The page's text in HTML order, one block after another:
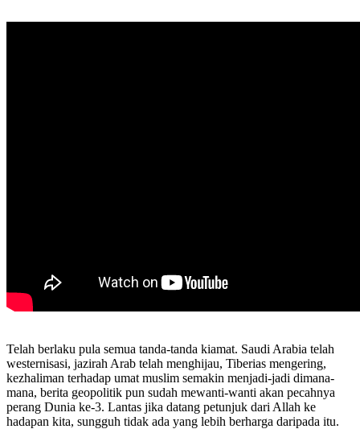
Telah berlaku pula semua tanda-tanda kiamat. Saudi Arabia telah
westernisasi, jazirah Arab telah menghijau, Tiberias mengering,
kezhaliman terhadap umat muslim semakin menjadi-jadi dimana-
mana, berita geopolitik pun sudah mewanti-wanti akan pecahnya
perang Dunia ke-3. Lantas jika datang petunjuk dari Allah ke
hadapan kita, sungguh tidak ada yang lebih berharga daripada itu.